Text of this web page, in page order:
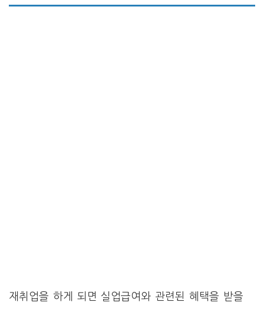
재취업을 하게 되면 실업급여와 관련된 혜택을 받을